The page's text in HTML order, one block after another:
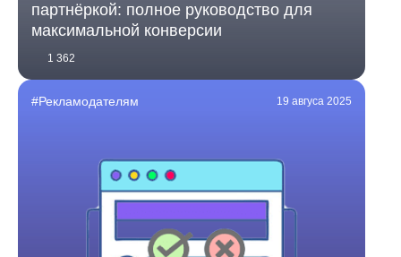
партнёркой: полное руководство для
максимальной конверсии
1 362
#Рекламодателям 19 авгуса 2025